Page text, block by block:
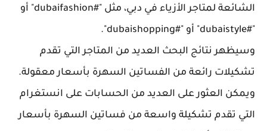
الشائعة لمتاجر الأزياء في دبي، مثل "#dubaifashion" أو
"#dubaistyle" أو "#dubaishopping".
وسيظهر نتائج البحث العديد من المتاجر التي تقدم
تشكيلات رائعة من الفساتين السهرة بأسعار معقولة.
ويمكن العثور على العديد من الحسابات على انستغرام
التي تقدم تشكيلة واسعة من فساتين السهرة بأسعار